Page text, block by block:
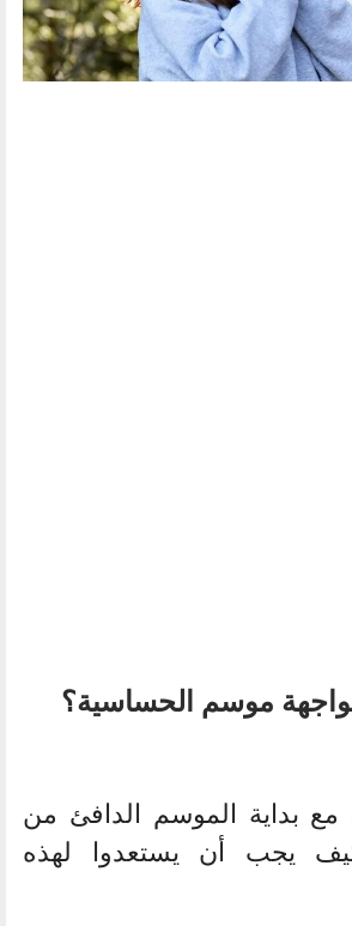
موسم الحساسية؟
مع بداية الموسم الدافئ من
يجب أن يستعدوا لهذه